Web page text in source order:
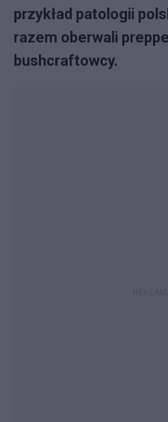
przykład patologii
razem oberwali
bushcraftowcy.